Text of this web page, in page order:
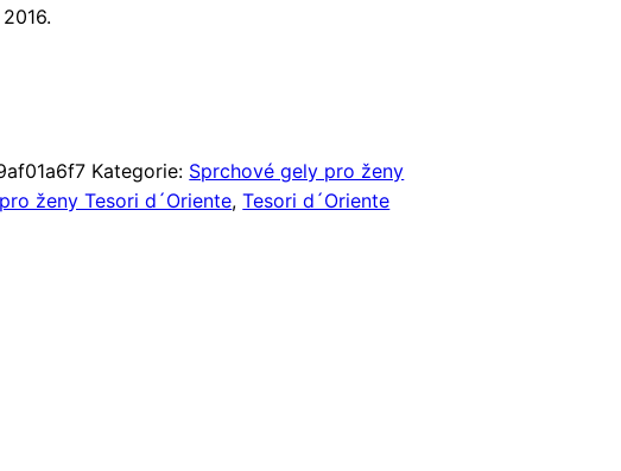
Kategorie: Sprchové gely pro ženy
ženy Tesori d´Oriente,Tesori d´Oriente